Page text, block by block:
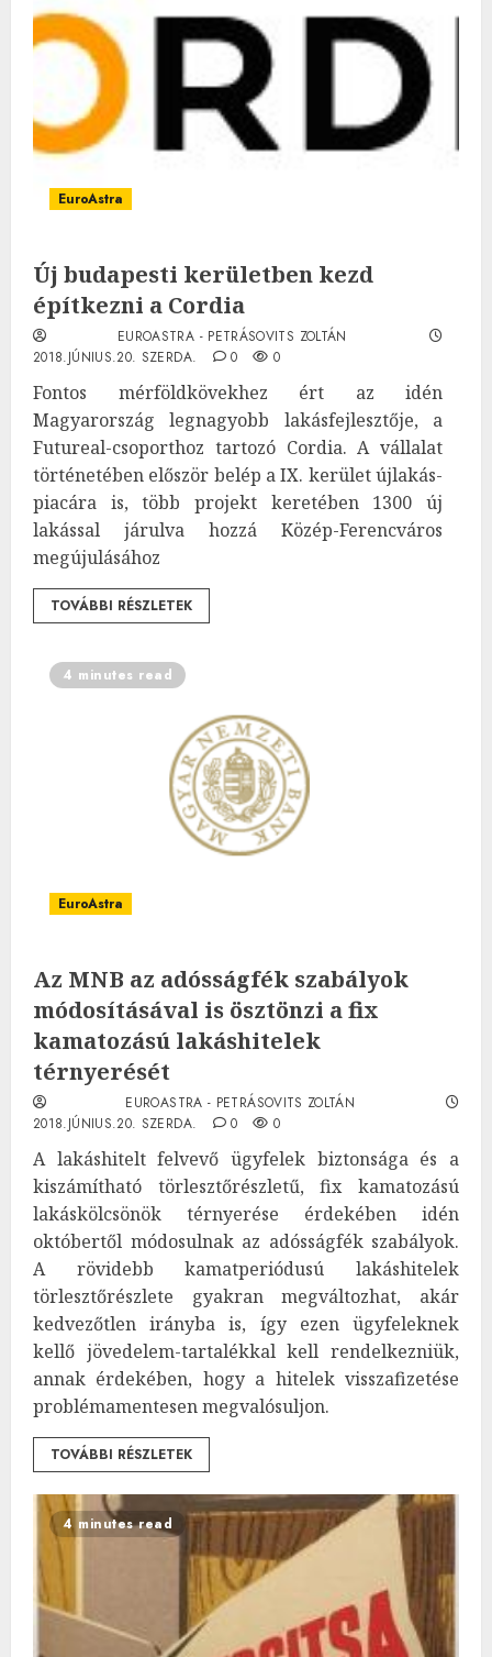
EuroAstra
Új budapesti kerületben kezd
építkezni a Cordia
EUROASTRA - PETRÁSOVITS ZOLTÁN
2018.JÚNIUS.20. SZERDA.
0 0
Fontos mérföldkövekhez ért az idén
Magyarország legnagyobb lakásfejlesztője, a
Futureal-csoporthoz tartozó Cordia. A vállalat
történetében először belép a IX. kerület újlakás-
piacára is, több projekt keretében 1300 új
lakással járulva hozzá Közép-Ferencváros
megújulásához
TOVÁBBI RÉSZLETEK
4 minutes read
EuroAstra
Az MNB az adósságfék szabályok
módosításával is ösztönzi a fix
kamatozású lakáshitelek
térnyerését
EUROASTRA - PETRÁSOVITS ZOLTÁN
2018.JÚNIUS.20. SZERDA.
0 0
A lakáshitelt felvevő ügyfelek biztonsága és a
kiszámítható törlesztőrészletű, fix kamatozású
lakáskölcsönök térnyerése érdekében idén
októbertől módosulnak az adósságfék szabályok.
A rövidebb kamatperiódusú lakáshitelek
törlesztőrészlete gyakran megváltozhat, akár
kedvezőtlen irányba is, így ezen ügyfeleknek
kellő jövedelem-tartalékkal kell rendelkezniük,
annak érdekében, hogy a hitelek visszafizetése
problémamentesen megvalósuljon.
TOVÁBBI RÉSZLETEK
4 minutes read